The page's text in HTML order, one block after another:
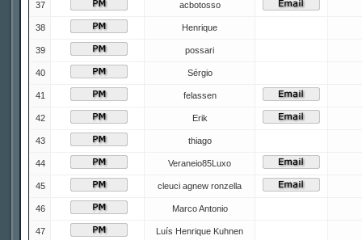
37 acbotosso
38 Henrique
39 possari
40 Sérgio
41 felassen
42 Erik
43 thiago
44 Veraneio85Luxo
45 cleuci agnew ronzella
46 Marco Antonio
47 Luís Henrique Kuhnen